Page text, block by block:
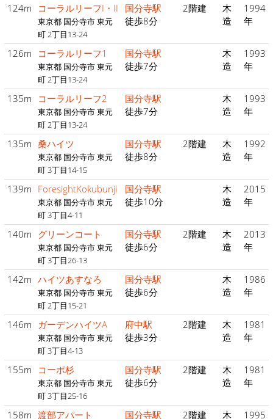
124m コーラルリーフI・II
東京都 国分寺市 東元
町 2丁目13-24
国分寺駅
徒歩8分
2階建
木
造
1994
年
126m コーラルリーフ1
東京都 国分寺市 東元
町 2丁目13-24
国分寺駅
徒歩7分
木
造
1993
年
135m コーラルリーフ2
東京都 国分寺市 東元
町 2丁目13-24
国分寺駅
徒歩7分
木
造
1993
年
135m 桑ハイツ
東京都 国分寺市 東元
町 3丁目14-15
国分寺駅
徒歩8分
2階建
木
造
1992
年
139m ForesightKokubunji
東京都 国分寺市 東元
町 3丁目4-11
国分寺駅
徒歩10分
木
造
2015
年
140m グリーンコート
東京都 国分寺市 東元
町 3丁目26-13
国分寺駅
徒歩6分
2階建
木
造
2013
年
142m ハイツあすなろ
東京都 国分寺市 東元
町 2丁目15-21
国分寺駅
徒歩6分
木
造
1986
年
146m ガーデンハイツA
東京都 国分寺市 東元
町 3丁目4-13
府中駅
徒歩3分
2階建
木
造
1981
年
155m コーポ杉
東京都 国分寺市 東元
町 3丁目25-16
国分寺駅
徒歩6分
2階建
木
造
1981
年
158m 渡部アパート 国分寺駅 2階建 木 1995